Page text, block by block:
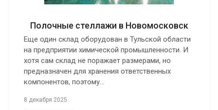
Полочные стеллажи в Новомосковск
Еще один склад оборудован в Тульской области
на предприятии химической промышленности. И
хотя сам склад не поражает размерами, но
предназначен для хранения ответственных
компонентов, поэтому…
8 декабря 2025